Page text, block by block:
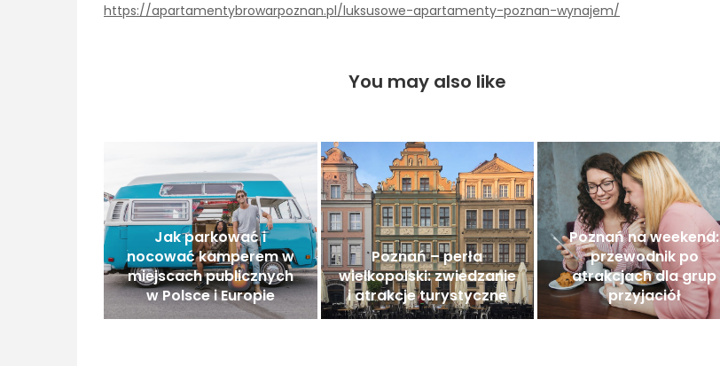
https://apartamentybrowarpoznan.pl/luksusowe-apartamenty-poznan-wynajem/
You may also like
Jak parkować i
nocować kamperem w
miejscach publicznych
w Polsce i Europie
Poznań – perła
wielkopolski: zwiedzanie
i atrakcje turystyczne
Poznań na weekend:
przewodnik po
atrakcjach dla grup
przyjaciół